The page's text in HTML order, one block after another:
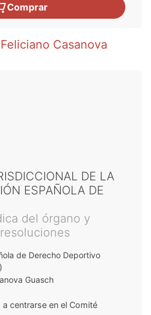
Comprar
Feliciano Casanova
DE LA
ESPAÑOLA DE
del órgano y
de Derecho Deportivo
Guasch
centrarse en el Comité